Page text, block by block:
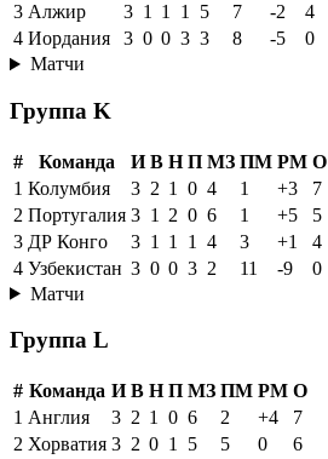
3 Алжир 3 1 1 1 5 7 -2
4
4 Иордания 3 0 0 3 3 8 -5
0
Матчи
Группа K
# Команда И В Н П МЗ ПМ РМ О
1 Колумбия 3 2 1 0 4 1 +3
7
2 Португалия 3 1 2 0 6 1 +5
5
3 ДР Конго 3 1 1 1 4 3 +1
4
4 Узбекистан 3 0 0 3 2 11 -9
0
Матчи
Группа L
# Команда И В Н П МЗ ПМ РМ О
1 Англия 3 2 1 0 6 2 +4
7
2 Хорватия 3 2 0 1 5 5 0
6